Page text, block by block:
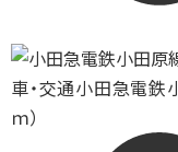
車・交通小田急電鉄
ｍ）